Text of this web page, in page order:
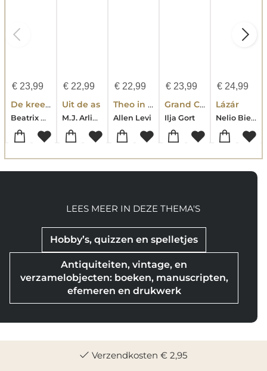
€23,99
De kreeftenvrouwen
Beatrix Gerstberger
€22,99
Uit de as
M.J. Arlidge
€ 22,99
Theo in Golden
Allen Levi
€ 23,99
Grand Café du Malheur
Ilja Gort
€ 24,99
Lázár
Nelio Biedermann
Hobby’s, quizzen en spelletjes
Antiquiteiten, vintage, en
verzamelobjecten: boeken, manuscripten,
efemeren en drukwerk
LEES MEER IN DEZE THEMA'S
Verzendkosten € 2,95